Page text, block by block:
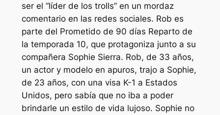
ser el “líder de los trolls”en un mordaz
comentario en las redes sociales. Rob es
parte del Prometido de 90 días Reparto de
la temporada 10, que protagoniza junto a su
compañera Sophie Sierra. Rob, de 33 años,
un actor y modelo en apuros, trajo a Sophie,
de 23 años, con una visa K-1 a Estados
Unidos, pero sabía que no iba a poder
brindarle un estilo de vida lujoso. Sophie no